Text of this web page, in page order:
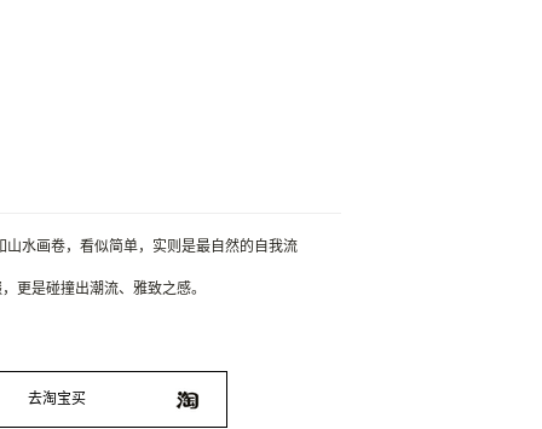
水画卷，看似简单，实则是最自然的自我流
更是碰撞出潮流、雅致之感。
去淘宝买